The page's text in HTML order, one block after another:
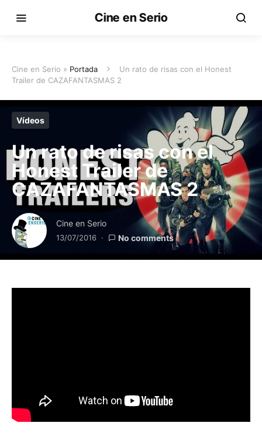
Cine en Serio
Cine en Serio » Portada
Un rato de risas con el Honest
Trailer de CAZAFANTASMAS 2
Vídeos
Un rato de risas con el
Honest Trailer de
CAZAFANTASMAS 2
Cine en Serio
13/07/2016 No comments